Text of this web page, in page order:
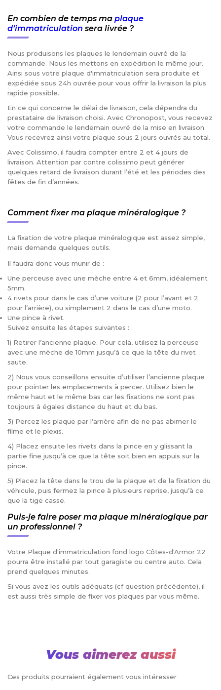
En combien de temps ma plaque
d’immatriculation sera livrée ?
Nous produisons les plaques le lendemain ouvré de la
commande. Nous les mettons en expédition le même jour.
Ainsi sous votre plaque d'immatriculation sera produite et
expédiée sous 24h ouvrée pour vous offrir la livraison la plus
rapide possible.
En ce qui concerne le délai de livraison, cela dépendra du
prestataire de livraison choisi. Avec Chronopost, vous recevez
votre commande le lendemain ouvré de la mise en livraison.
Vous recevrez ainsi votre plaque sous 2 jours ouvrés au total.
Avec Colissimo, il faudra compter entre 2 et 4 jours de
livraison. Attention par contre colissimo peut générer
quelques retard de livraison durant l’été et les périodes des
fêtes de fin d’années.
Comment fixer ma plaque minéralogique ?
La fixation de votre plaque minéralogique est assez simple,
mais demande quelques outils.
Il faudra donc vous munir de :
Une perceuse avec une mèche entre 4 et 6mm, idéalement
5mm.
4 rivets pour dans le cas d’une voiture (2 pour l’avant et 2
pour l’arrière), ou simplement 2 dans le cas d’une moto.
Une pince à rivet.
Suivez ensuite les étapes suivantes :
1) Retirer l’ancienne plaque. Pour cela, utilisez la perceuse
avec une mèche de 10mm jusqu’à ce que la tête du rivet
saute.
2) Nous vous conseillons ensuite d’utiliser l’ancienne plaque
pour pointer les emplacements à percer. Utilisez bien le
même haut et le même bas car les fixations ne sont pas
toujours à égales distance du haut et du bas.
3) Percez les plaque par l’arrière afin de ne pas abimer le
filme et le plexis.
4) Placez ensuite les rivets dans la pince en y glissant la
partie fine jusqu’à ce que la tête soit bien en appuis sur la
pince.
5) Placez la tête dans le trou de la plaque et de la fixation du
véhicule, puis fermez la pince à plusieurs reprise, jusqu’à ce
que la tige casse.
Puis-je faire poser ma plaque minéralogique par
un professionnel ?
Votre Plaque d'immatriculation fond logo Côtes-d'Armor 22
pourra être installé par tout garagiste ou centre auto. Cela
prend quelques minutes.
Si vous avez les outils adéquats (cf question précédente), il
est aussi très simple de fixer vos plaques par vous même.
Vous aimerez aussi
Ces produits pourraient également vous intéresser